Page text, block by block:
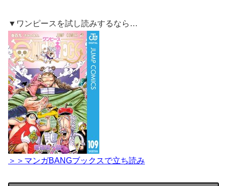
▼ワンピースを試し読みするなら…
＞＞マンガBANGブックスで立ち読み